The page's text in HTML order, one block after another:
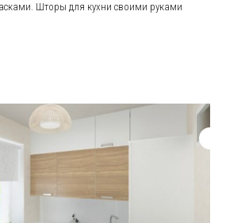
Шторы для кухни своими руками